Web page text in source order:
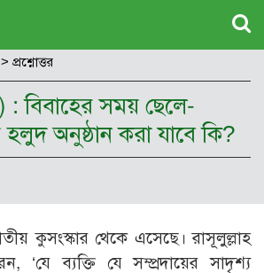
> প্রশ্নোত্তর
: বিবাহের সময় ছেলে-
হলুদ অনুষ্ঠান করা যাবে কি?
কুসংস্কার থেকে এসেছে। রাসূলুল্লাহ
‘যে ব্যক্তি যে সম্প্রদায়ের সাদৃশ্য